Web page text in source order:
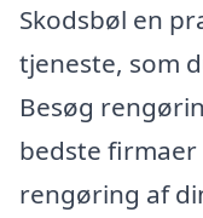
Skodsbøl en
tjeneste, som
Besøg
bedste
rengøring af